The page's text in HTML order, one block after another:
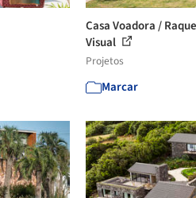
Casa Voadora /
Visual
Projetos
Marcar